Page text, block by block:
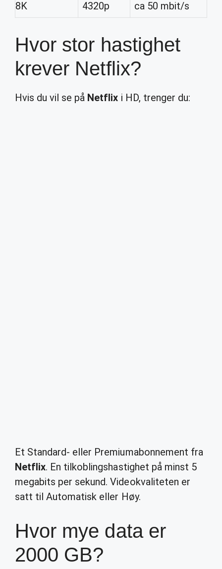
8K
4320p ca 50 mbit/s
Hvor stor hastighet
krever Netflix?
Hvis du vil se på Netflix i HD, trenger du:
Et Standard- eller Premiumabonnement fra
Netflix. En tilkoblingshastighet på minst 5
megabits per sekund. Videokvaliteten er
satt til Automatisk eller Høy.
Hvor mye data er
2000 GB?